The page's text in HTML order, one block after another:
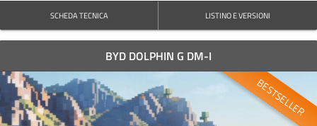
SCHEDA TECNICA LISTINO E VERSIONI
BYD DOLPHIN G DM-I
BESTSELLER